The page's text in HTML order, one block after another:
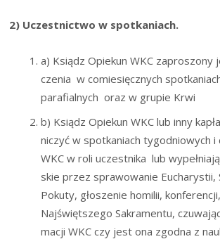
2) Uczest­nic­two w spotkaniach.
a) Ksiądz Opie­kun WKC
cze­nia w comie­sięcz­nych
para­fial­nych oraz w gru­pie Krwi
b) Ksiądz Opie­kun WKC lub inny
ni­czyć w spo­tka­niach tygo­dnio­wych i
WKC w roli uczest­ni­ka lub
skie przez spra­wo­wa­nie Eucha­ry­stii,
Poku­ty, gło­sze­nie homi­lii,
Naj­święt­sze­go Sakra­men­tu,
ma­cji WKC czy jest ona zgod­na z